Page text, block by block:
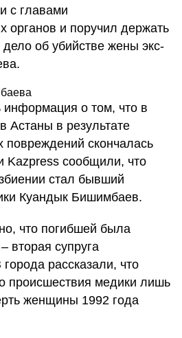
с главами
органов и поручил держать
об убийстве жены экс-
информация о том, что в
Астаны в результате
повреждений скончалась
Kazpress сообщили, что
стал бывший
Куандык Бишимбаев.
что погибшей была
вторая супруга
рассказали, что
происшествия медики лишь
женщины 1992 года